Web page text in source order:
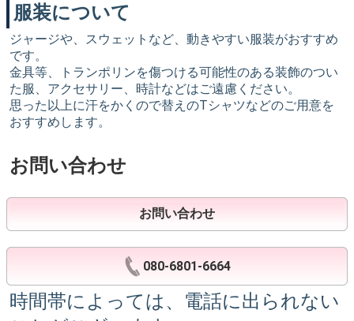
服装について
ジャージや、スウェットなど、動きやすい服装がおすすめ
です。
金具等、トランポリンを傷つける可能性のある装飾のつい
た服、アクセサリー、時計などはご遠慮ください。
思った以上に汗をかくので替えのTシャツなどのご用意を
おすすめします。
お問い合わせ
お問い合わせ
080-6801-6664
時間帯によっては、電話に出られない